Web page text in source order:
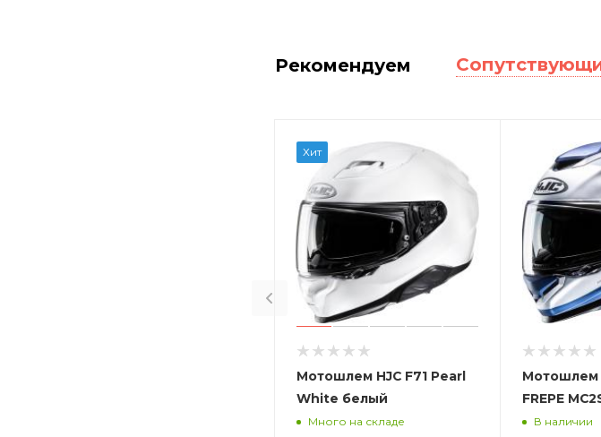
Рекомендуем
Хит
Мотошлем HJC F71 Pearl
White белый
Много на складе
Мотошлем
FREPE
В наличии